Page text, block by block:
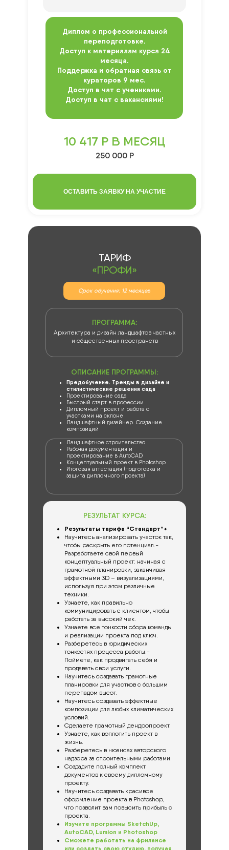
ТАРИФ
«ПРОФИ»
Срок обучения: 12 месяцев
Предобучение. Тренды в дизайне и
стилистические решения сада
Проектирование сада
Быстрый старт в профессии
Дипломный проект и работа с
участками на склоне
Ландшафтный дизайнер. Создание
композиций
Ландшафтное строительство
Рабочая документация и
проектирование в AutoCAD
Концептуальный проект в Photoshop
Итоговая аттестация (подготовка и
защита дипломного проекта)
ПРОГРАММА:
Архитектура и дизайн ландшафтов частных
и общественных пространств
ОПИСАНИЕ ПРОГРАММЫ:
10 417 Р В МЕСЯЦ
Диплом о профессиональной
переподготовке.
Доступ к материалам курса 24
месяца.
Поддержка и обратная связь от
кураторов 9 мес.
Доступ в чат с учениками.
Доступ в чат с вакансиями!
РЕЗУЛЬТАТ КУРСА:
Результаты тарифа “Стандарт”+
Научитесь анализировать участок так,
чтобы раскрыть его потенциал.-
Разработаете свой первый
концептуальный проект: начиная с
грамотной планировки, заканчивая
эффектными 3D – визуализациями,
используя при этом различные
техники.
Узнаете, как правильно
коммуницировать с клиентом, чтобы
работать за высокий чек.
Узнаете все тонкости сбора команды
и реализации проекта под ключ.
Разберетесь в юридических
тонкостях процесса работы.-
Поймете, как продвигать себя и
продавать свои услуги.
Научитесь создавать грамотные
планировки для участков с большим
перепадом высот.
Научитесь создавать эффектные
композиции для любых климатических
условий.
Сделаете грамотный дендропроект.
Узнаете, как воплотить проект в
жизнь.
Разберетесь в нюансах авторского
надзора за строительными работами.
Создадите полный комплект
документов к своему дипломному
проекту.
Научитесь создавать красивое
оформление проекта в Photoshop,
что позволит вам повысить прибыль с
проекта.
Изучите программы SketchUp,
AutoCAD, Lumion и Photoshop
Сможете работать на фрилансе
или создать свою студию, получая
250 000 Р
ОСТАВИТЬ ЗАЯВКУ НА УЧАСТИЕ